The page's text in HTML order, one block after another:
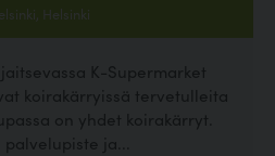
Helsinki
K-Supermarket
koirakärryissä tervetulleita
on yhdet koirakärryt.
ja...